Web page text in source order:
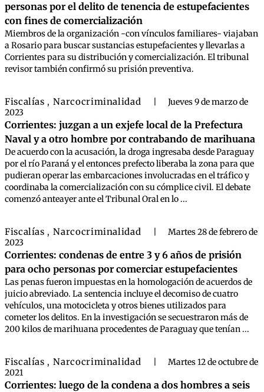
personas por el delito de tenencia de estupefacientes
con fines de comercialización
Miembros de la organización -con vínculos familiares- viajaban
a Rosario para buscar sustancias estupefacientes y llevarlas a
Corrientes para su distribución y comercialización. El tribunal
revisor también confirmó su prisión preventiva.
Fiscalías , Narcocriminalidad
Jueves 9 de marzo de
2023
Corrientes: juzgan a un exjefe local de la Prefectura
Naval y a otro hombre por contrabando de marihuana
De acuerdo con la acusación, la droga ingresaba desde Paraguay
por el río Paraná y el entonces prefecto liberaba la zona para que
pudieran operar las embarcaciones involucradas en el tráfico y
coordinaba la comercialización con su cómplice civil. El debate
comenzó anteayer ante el Tribunal Oral en lo ...
Fiscalías , Narcocriminalidad
Martes 28 de febrero de
2023
Corrientes: condenas de entre 3 y 6 años de prisión
para ocho personas por comerciar estupefacientes
Las penas fueron impuestas en la homologación de acuerdos de
juicio abreviado. La sentencia incluye el decomiso de cuatro
vehículos, una motocicleta y otros bienes utilizados para
cometer los delitos. En la investigación se secuestraron más de
200 kilos de marihuana procedentes de Paraguay que tenían ...
Fiscalías , Narcocriminalidad
Martes 12 de octubre de
2021
Corrientes: luego de la condena a dos hombres a seis